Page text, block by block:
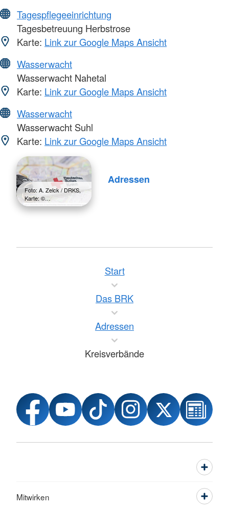
Tagespflegeeinrichtung
Tagesbetreuung Herbstrose
Karte: Link zur Google Maps Ansicht
Wasserwacht
Wasserwacht Nahetal
Karte: Link zur Google Maps Ansicht
Wasserwacht
Wasserwacht Suhl
Karte: Link zur Google Maps Ansicht
Foto: A. Zelck / DRKS,
Karte: ©…
Adressen
Start
Das BRK
Adressen
Kreisverbände
Mitwirken